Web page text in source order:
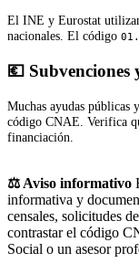
El INE y Eurostat
nacionales. El código
💶 Subvenciones
Muchas ayudas públicas
código CNAE. Verifica
financiación.
⚖️ Aviso informativo
informativa y
censales, solicitudes
contrastar el código
Social o un asesor